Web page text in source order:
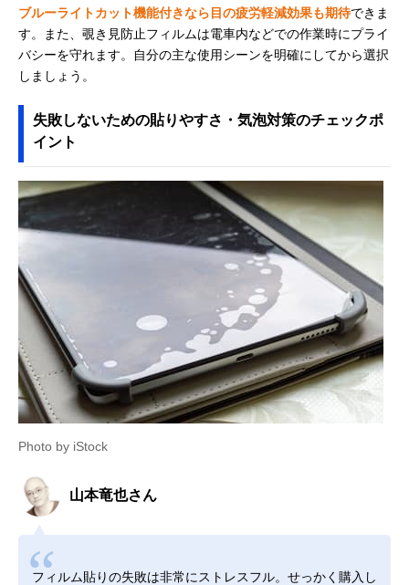
ブルーライトカット機能付きなら目の疲労軽減効果も期待できま
す。また、覗き見防止フィルムは電車内などでの作業時にプライ
バシーを守れます。自分の主な使用シーンを明確にしてから選択
しましょう。
失敗しないための貼りやすさ・気泡対策のチェックポ
イント
Photo by iStock
山本竜也さん
フィルム貼りの失敗は非常にストレスフル。せっかく購入し